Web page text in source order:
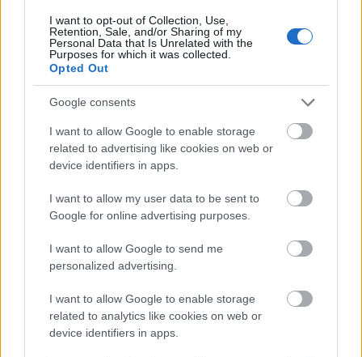
I want to opt-out of Collection, Use,
Retention, Sale, and/or Sharing of my
Personal Data that Is Unrelated with the
Purposes for which it was collected.
Opted Out
Google consents
I want to allow Google to enable storage
related to advertising like cookies on web or
device identifiers in apps.
I want to allow my user data to be sent to
Google for online advertising purposes.
I want to allow Google to send me
personalized advertising.
I want to allow Google to enable storage
related to analytics like cookies on web or
device identifiers in apps.
– Pontosan. Miért maga talán nem egy fejére húzott
interkommunikációs sisak fülhallgatójában hallja a
hangomat? Talán nem egy monitoron látja, amint
mobiltelefont tartok a kezemben? Én is figyelem a maga
gesztusait. Most például igenlően bólogat azzal a szép
virtuális fejével, de úgy veszem észre, kicsit
elszontyolodott. No, megszánom magát... Segítek kicsit.
– Először is meg kell értenie, hogy a valóságos és virtuális
teremtett tartamok idővel a reálisakhoz hasonló vagy azzal
azonos tulajdonságokat mutathatnak. Erre számtalan
bika fejecímű zseniális novelláját?
– Sajnos nem…